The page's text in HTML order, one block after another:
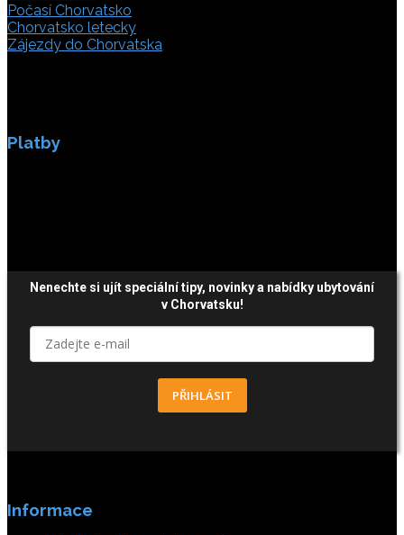
Počasí Chorvatsko
Chorvatsko letecky
Zájezdy do Chorvatska
Platby
Nenechte si ujít speciální tipy, novinky a nabídky ubytování
v Chorvatsku!
PŘIHLÁSIT
Informace